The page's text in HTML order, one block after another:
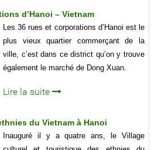
d’Hanoi – Vietnam
Les 36 rues et corporations d’Hanoi est le
plus vieux quartier commerçant de la
ville, c’est dans ce district qu’on y trouve
également le marché de Dong Xuan.
Lire la suite
du Vietnam à Hanoi
Inauguré il y a quatre ans, le Village